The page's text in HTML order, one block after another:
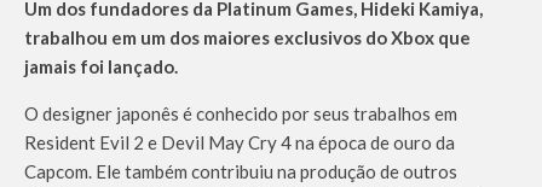
Um dos fundadores da Platinum Games, Hideki Kamiya,
trabalhou em um dos maiores exclusivos do Xbox que
jamais foi lançado.
O designer japonês é conhecido por seus trabalhos em
Resident Evil 2 e Devil May Cry 4 na época de ouro da
Capcom. Ele também contribuiu na produção de outros